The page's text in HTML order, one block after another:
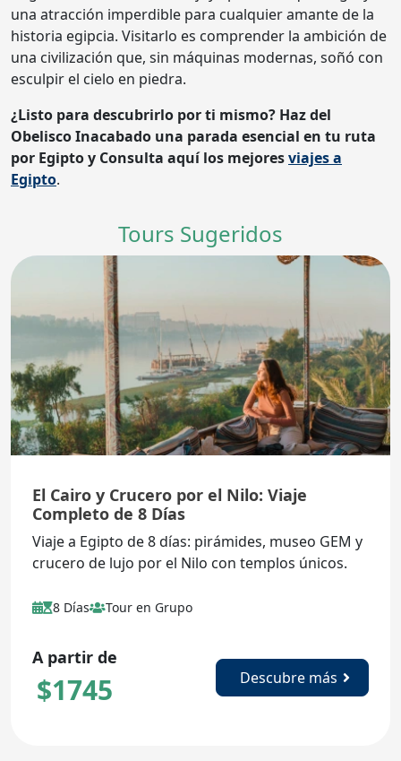
una atracción imperdible para cualquier amante de la
historia egipcia. Visitarlo es comprender la ambición de
una civilización que, sin máquinas modernas, soñó con
esculpir el cielo en piedra.
¿Listo para descubrirlo por ti mismo? Haz del
Obelisco Inacabado una parada esencial en tu ruta
por Egipto y Consulta aquí los mejoresviajes a
Egipto.
Tours Sugeridos
El Cairo y Crucero por el Nilo: Viaje
Completo de 8 Días
Viaje a Egipto de 8 días: pirámides, museo GEM y
crucero de lujo por el Nilo con templos únicos.
8 Días Tour en Grupo
A partir de
$1745 Descubre más